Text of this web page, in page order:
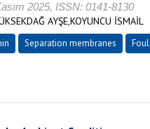
2025, ISSN: 0141-8130
AYŞE,KOYUNCU İSMAİL
Separation membranes